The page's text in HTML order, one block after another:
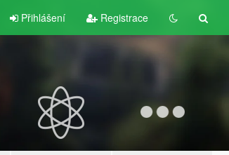
Přihlášení Registrace